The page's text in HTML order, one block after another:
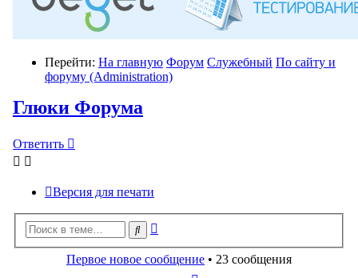
Перейти: На главную Форум Служебный По сайту и
форуму (Administration)
Глюки Форума
Ответить
Версия для печати
Поиск
Первое новое сообщение • 23 сообщения